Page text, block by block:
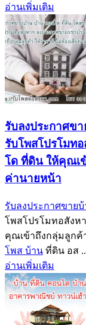
อ่านเพิ่มเติม
รับลงประกาศข
รับโพสโปรโมท
โด ที่ดิน ให้คุณเ
ค่านายหน้า
รับลงประกาศขาย
โพสโปรโมทอสังห
คุณเข้าถึงกลุ่มลูกค้
โพส บ้าน ที่ดิน อส
อ่านเพิ่มเติม